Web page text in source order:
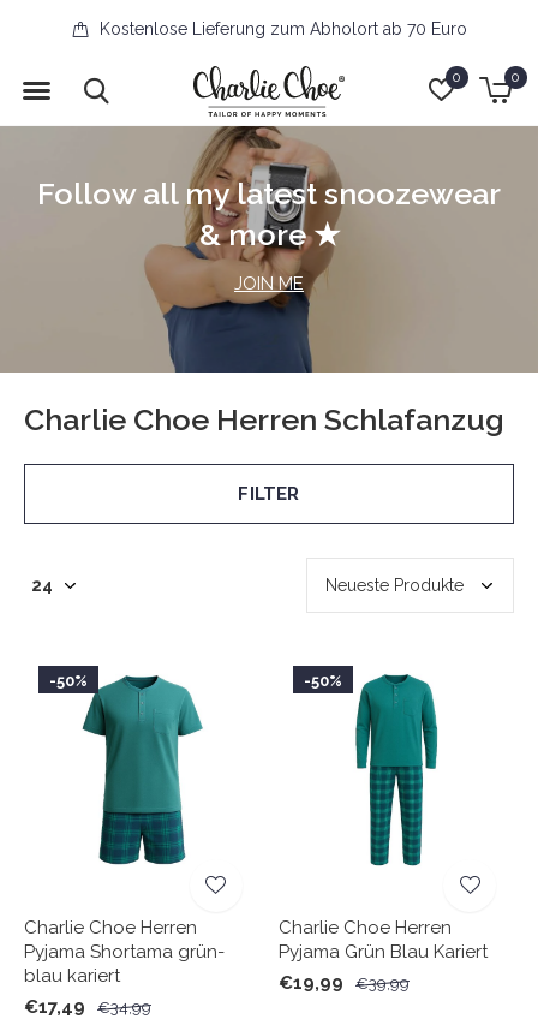
0 0
Kostenlose Lieferung zum Abholort ab 70 Euro
Follow all my latest snoozewear
& more ★
JOIN ME
Charlie Choe Herren Schlafanzug
FILTER
-50%
Charlie Choe Herren
Pyjama Shortama grün-
blau kariert
€17,49
€34,99
-50%
Charlie Choe Herren
Pyjama Grün Blau Kariert
€19,99
€39,99